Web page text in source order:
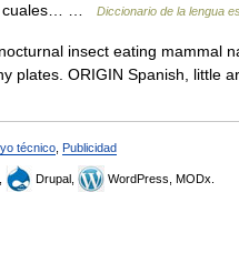
cuales… …
Diccionario de la lengua
insect eating mammal
plates. ORIGIN Spanish, little
técnico Publicidad
Drupal, WordPress, MODx.